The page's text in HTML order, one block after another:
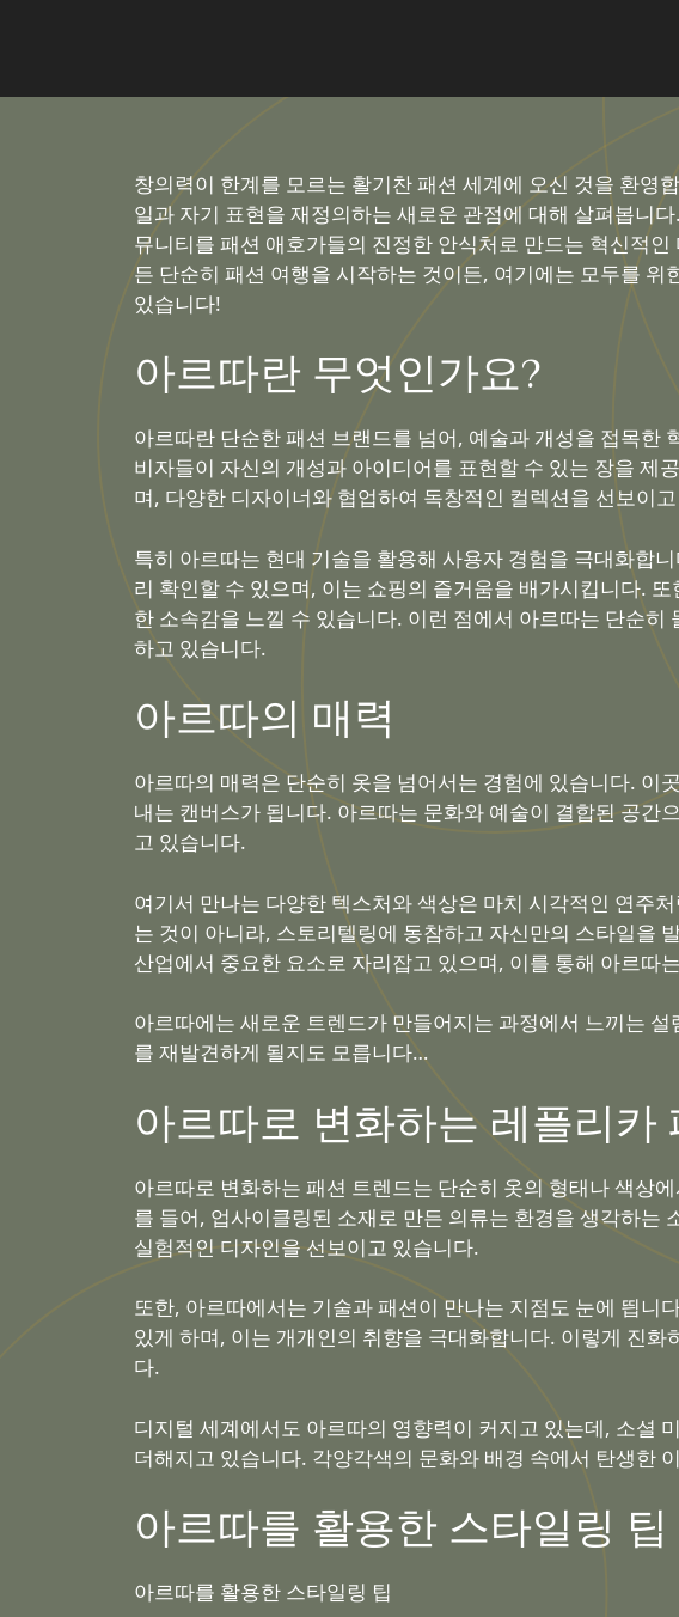
창의력이 한계를 모르는 활기찬 패션 세계에 오신 것을 환영
일과 자기 표현을 재정의하는 새로운 관점에 대해 살펴봅니
뮤니티를 패션 애호가들의 진정한 안식처로 만드는 혁신적
든 단순히 패션 여행을 시작하는 것이든, 여기에는 모두를
있습니다!
아르따란 무엇인가요?
아르따란 단순한 패션 브랜드를 넘어, 예술과 개성을 접목한
비자들이 자신의 개성과 아이디어를 표현할 수 있는 장을 제
며, 다양한 디자이너와 협업하여 독창적인 컬렉션을 선보이
특히 아르따는 현대 기술을 활용해 사용자 경험을 극대화합
리 확인할 수 있으며, 이는 쇼핑의 즐거움을 배가시킵니다.
한 소속감을 느낄 수 있습니다. 이런 점에서 아르따는 단순
하고 있습니다.
아르따의 매력
아르따의 매력은 단순히 옷을 넘어서는 경험에 있습니다. 이
내는 캔버스가 됩니다. 아르따는 문화와 예술이 결합된 공간
고 있습니다.
여기서 만나는 다양한 텍스처와 색상은 마치 시각적인 연주
는 것이 아니라, 스토리텔링에 동참하고 자신만의 스타일을
산업에서 중요한 요소로 자리잡고 있으며, 이를 통해 아르따
아르따에는 새로운 트렌드가 만들어지는 과정에서 느끼는
를 재발견하게 될지도 모릅니다…
아르따로 변화하는 레플리카
아르따로 변화하는 패션 트렌드는 단순히 옷의 형태나 색상
를 들어, 업사이클링된 소재로 만든 의류는 환경을 생각하는
실험적인 디자인을 선보이고 있습니다.
또한, 아르따에서는 기술과 패션이 만나는 지점도 눈에 띕니
있게 하며, 이는 개개인의 취향을 극대화합니다. 이렇게 진
다.
디지털 세계에서도 아르따의 영향력이 커지고 있는데, 소셜
더해지고 있습니다. 각양각색의 문화와 배경 속에서 탄생한
아르따를 활용한 스타일링 팁
아르따를 활용한 스타일링 팁